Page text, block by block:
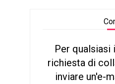
Per
richiesta di
inviare un'e-